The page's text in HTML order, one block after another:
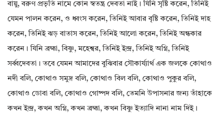
বায়ু, বরুণ প্রভৃতি নামে কোন স্বতন্ত্র দেবতা নাই। যিনি সৃষ্টি করেন, তিনিই
যেমন পালন করেন, ও ধ্বংস করেন, তিনিই আবার বৃষ্টি করেন, তিনিই দাহ
করেন, তিনিই ঝড় বাতাস করেন, তিনিই আলো করেন, তিনিই অন্ধকার
করেন। যিনি ব্রহ্মা, বিষ্ণু, মহেশ্বর, তিনিই ইন্দ্র, তিনিই অগ্নি, তিনিই
সর্ব্বদেবতা। তবে যেমন আমাদের বুঝিবার সৌকার্য্যার্থ এক জলকে কোথাও
নদী বলি, কোথাও সমুদ্র বলি, কোথাও বিল বলি, কোথাও পুকুর বলি,
কোথাও ডোবা বলি, কোথাও গোষ্পদ বলি, তেমনি উপাসনার জন্য তাঁহাকে
কখন ইন্দ্র, কখন অগ্নি, কখন ব্রহ্মা, কখন বিষ্ণু ইত্যাদি নানা নাম দিই।